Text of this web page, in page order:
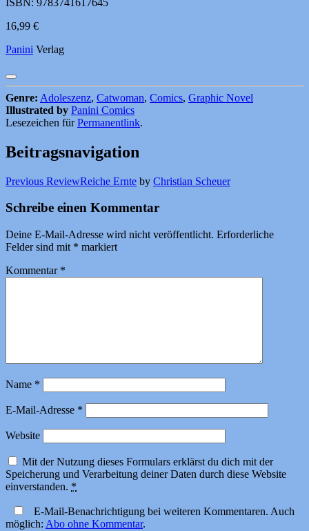
ISBN: 9783741617645
16,99 €
Panini Verlag
Genre: Adoleszenz, Catwoman, Comics, Graphic Novel
Illustrated by Panini Comics
Lesezeichen fürPermanentlink.
Beitragsnavigation
Previous ReviewReiche Ernte by Christian Scheuer
Schreibe einen Kommentar
Deine E-Mail-Adresse wird nicht veröffentlicht. Erforderliche
Felder sind mit * markiert
Kommentar *
Name *
E-Mail-Adresse *
Website
Mit der Nutzung dieses Formulars erklärst du dich mit der
Speicherung und Verarbeitung deiner Daten durch diese Website
einverstanden. *
E-Mail-Benachrichtigung bei weiteren Kommentaren. Auch
möglich: Abo ohne Kommentar.